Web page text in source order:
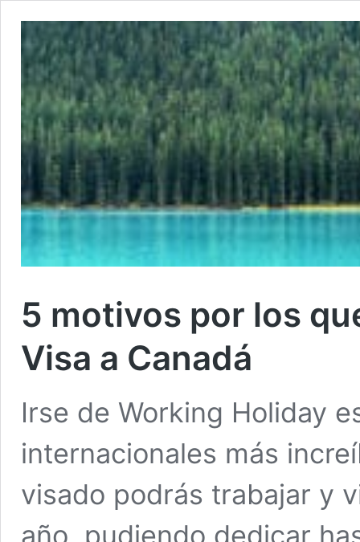
5 motivos por los
Visa a Canadá
Irse de Working Holiday
internacionales más
visado podrás trabajar y
año, pudiendo dedicar